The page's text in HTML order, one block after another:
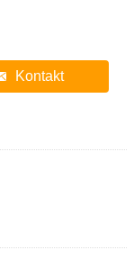
Kontakt